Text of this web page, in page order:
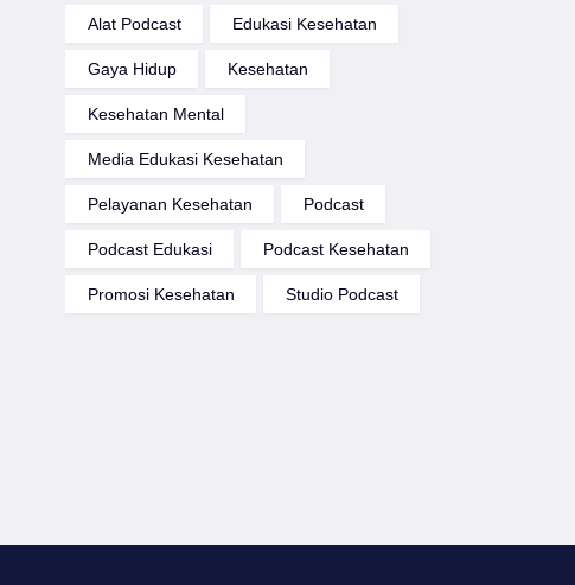
Alat Podcast Edukasi Kesehatan
Gaya Hidup Kesehatan
Kesehatan Mental
Media Edukasi Kesehatan
Pelayanan Kesehatan Podcast
Podcast Edukasi Podcast Kesehatan
Promosi Kesehatan Studio Podcast